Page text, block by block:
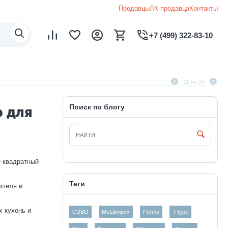
ПродавцыЛК продавцаКонтакты
+7 (499) 322-83-10
11 из 24
для
квадратный
и
кухонь и
Поиск по блогу
Теги
CUBO Metalimpex Permo T-type